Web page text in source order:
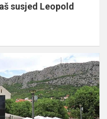
susjed Leopold